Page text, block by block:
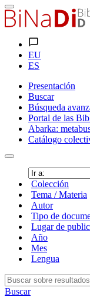
EU
ES
Presentación
Buscar
Búsqueda
Portal de las
Abarka:
Catálogo
Colección
Tema / Materia
Autor
Tipo de
Lugar de
Año
Mes
Lengua
Buscar